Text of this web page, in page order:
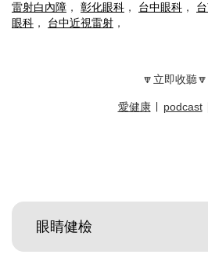
雷射白內障 ， 彰化眼科 ， 台中眼科 ，
眼科 ， 台中近視雷射 ，
🔽立即收聽🔽
愛健康∣ podcast∣